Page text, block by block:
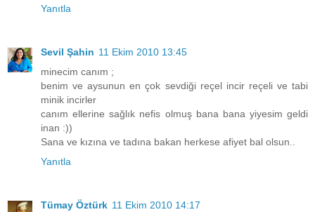
Yanıtla
Sevil Şahin 11 Ekim 2010 13:45
minecim canım ;
benim ve aysunun en çok sevdiği reçel incir reçeli ve tabi
minik incirler
canım ellerine sağlık nefis olmuş bana bana yiyesim geldi
inan :))
Sana ve kızına ve tadına bakan herkese afiyet bal olsun..
Yanıtla
Tümay Öztürk 11 Ekim 2010 14:17